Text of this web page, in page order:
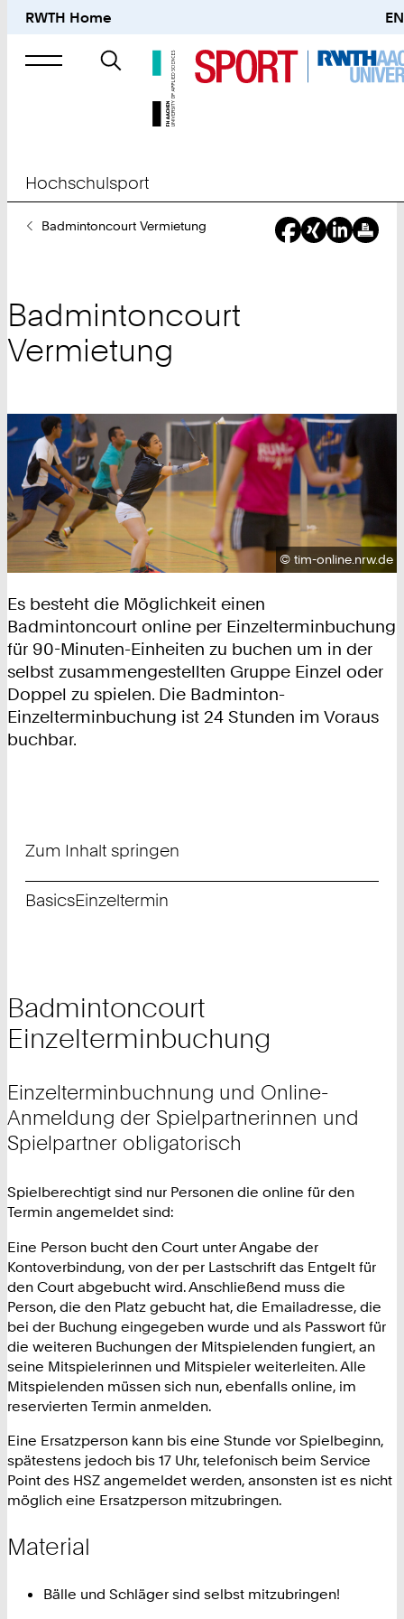
RWTH Home EN
Suche
nach
Hochschulsport
SieBadmintoncourt Vermietung
Badmintoncourt
Vermietung
Urheberrecht:
© tim-online.nrw.de
Es besteht die Möglichkeit einen
Badmintoncourt online per Einzelterminbuchung
für 90-Minuten-Einheiten zu buchen um in der
selbst zusammengestellten Gruppe Einzel oder
Doppel zu spielen. Die Badminton-
Einzelterminbuchung ist 24 Stunden im Voraus
buchbar.
Zum Inhalt springen
BasicsEinzeltermin
Badmintoncourt
Einzelterminbuchung
Einzelterminbuchnung und Online-
Anmeldung der Spielpartnerinnen und
Spielpartner obligatorisch
Spielberechtigt sind nur Personen die online für den
Termin angemeldet sind:
Eine Person bucht den Court unter Angabe der
Kontoverbindung, von der per Lastschrift das Entgelt für
den Court abgebucht wird. Anschließend muss die
Person, die den Platz gebucht hat, die Emailadresse, die
bei der Buchung eingegeben wurde und als Passwort für
die weiteren Buchungen der Mitspielenden fungiert, an
seine Mitspielerinnen und Mitspieler weiterleiten. Alle
Mitspielenden müssen sich nun, ebenfalls online, im
reservierten Termin anmelden.
Eine Ersatzperson kann bis eine Stunde vor Spielbeginn,
spätestens jedoch bis 17 Uhr, telefonisch beim Service
Point des HSZ angemeldet werden, ansonsten ist es nicht
möglich eine Ersatzperson mitzubringen.
Material
Bälle und Schläger sind selbst mitzubringen!